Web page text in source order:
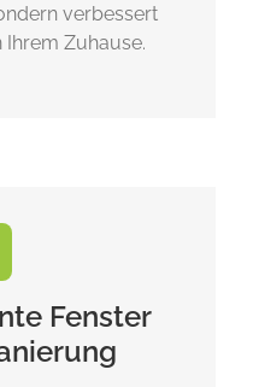
verbessert
Zuhause.
Fenster